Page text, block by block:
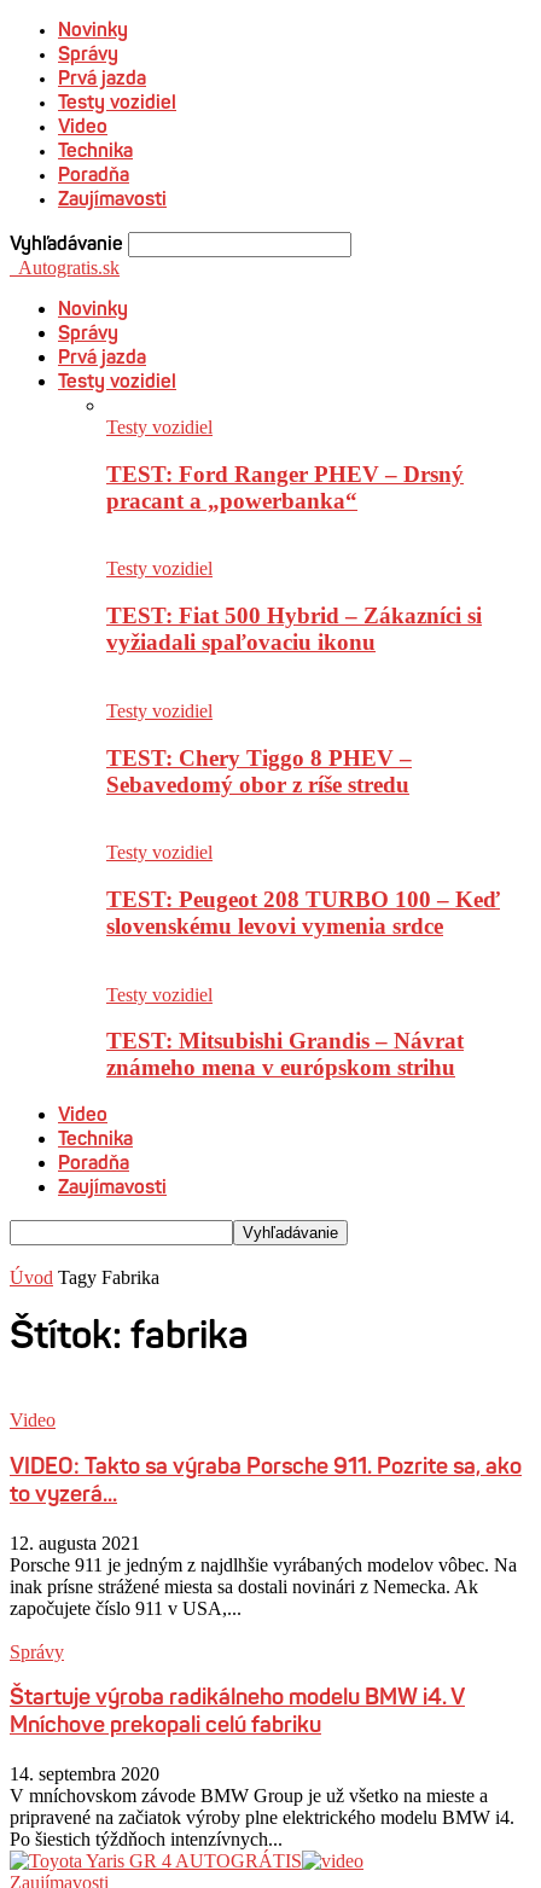
Novinky
Správy
Prvá jazda
Testy vozidiel
Video
Technika
Poradňa
Zaujímavosti
Vyhľadávanie
Autogratis.sk
Novinky
Správy
Prvá jazda
Testy vozidiel
Testy vozidiel
TEST: Ford Ranger PHEV – Drsný
pracant a „powerbanka“
Testy vozidiel
TEST: Fiat 500 Hybrid – Zákazníci si
vyžiadali spaľovaciu ikonu
Testy vozidiel
TEST: Chery Tiggo 8 PHEV –
Sebavedomý obor z ríše stredu
Testy vozidiel
TEST: Peugeot 208 TURBO 100 – Keď
slovenskému levovi vymenia srdce
Testy vozidiel
TEST: Mitsubishi Grandis – Návrat
známeho mena v európskom strihu
Video
Technika
Poradňa
Zaujímavosti
Úvod Tagy Fabrika
Štítok: fabrika
Video
VIDEO: Takto sa výraba Porsche 911. Pozrite sa, ako
to vyzerá...
12. augusta 2021
Porsche 911 je jedným z najdlhšie vyrábaných modelov vôbec. Na
inak prísne strážené miesta sa dostali novinári z Nemecka. Ak
započujete číslo 911 v USA,...
Správy
Štartuje výroba radikálneho modelu BMW i4. V
Mníchove prekopali celú fabriku
14. septembra 2020
V mníchovskom závode BMW Group je už všetko na mieste a
pripravené na začiatok výroby plne elektrického modelu BMW i4.
Po šiestich týždňoch intenzívnych...
Zaujímavosti